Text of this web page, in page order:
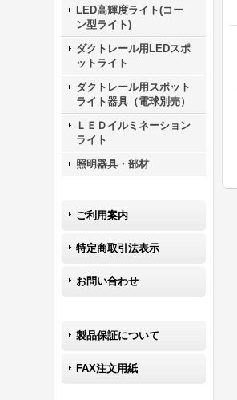
LED高輝度ライト(コー
ン型ライト)
ダクトレール用LEDスポ
ットライト
ダクトレール用スポット
ライト器具（電球別売）
ＬＥＤイルミネーション
ライト
照明器具・部材
ご利用案内
特定商取引法表示
お問い合わせ
製品保証について
FAX注文用紙